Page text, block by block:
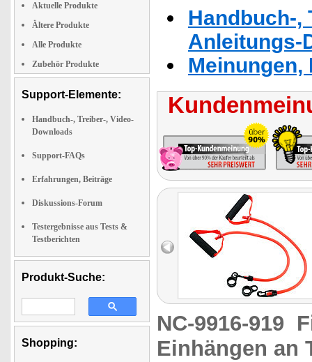
Aktuelle Produkte
Ältere Produkte
Alle Produkte
Zubehör Produkte
Support-Elemente:
Handbuch-, Treiber-, Video-
Downloads
Support-FAQs
Erfahrungen, Beiträge
Diskussions-Forum
Testergebnisse aus Tests &
Testberichten
Produkt-Suche:
Shopping:
Handbuch-,
Anleitungs-
NC-9916-919
Einhängen an